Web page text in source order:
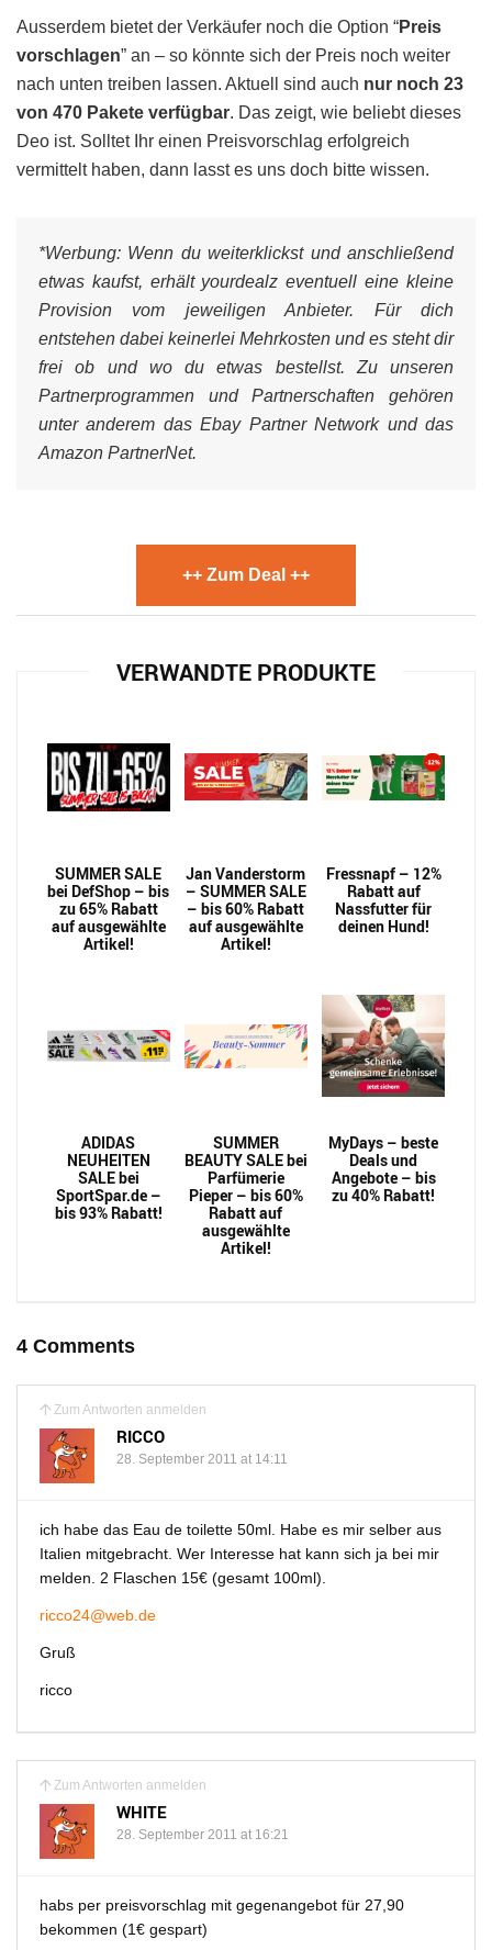
Ausserdem bietet der Verkäufer noch die Option “Preis
vorschlagen” an – so könnte sich der Preis noch weiter
nach unten treiben lassen. Aktuell sind auch nur noch 23
von 470 Pakete verfügbar. Das zeigt, wie beliebt dieses
Deo ist. Solltet Ihr einen Preisvorschlag erfolgreich
vermittelt haben, dann lasst es uns doch bitte wissen.
*Werbung: Wenn du weiterklickst und anschließend
etwas kaufst, erhält yourdealz eventuell eine kleine
Provision vom jeweiligen Anbieter. Für dich
entstehen dabei keinerlei Mehrkosten und es steht dir
frei ob und wo du etwas bestellst. Zu unseren
Partnerprogrammen und Partnerschaften gehören
unter anderem das Ebay Partner Network und das
Amazon PartnerNet.
++ Zum Deal ++
VERWANDTE PRODUKTE
SUMMER SALE
bei DefShop – bis
zu 65% Rabatt
auf ausgewählte
Artikel!
Jan Vanderstorm
– SUMMER SALE
– bis 60% Rabatt
auf ausgewählte
Artikel!
Fressnapf – 12%
Rabatt auf
Nassfutter für
deinen Hund!
ADIDAS
NEUHEITEN
SALE bei
SportSpar.de –
bis 93% Rabatt!
SUMMER
BEAUTY SALE bei
Parfümerie
Pieper – bis 60%
Rabatt auf
ausgewählte
Artikel!
MyDays – beste
Deals und
Angebote – bis
zu 40% Rabatt!
4 Comments
Zum Antworten anmelden
RICCO
28. September 2011 at 14:11
ich habe das Eau de toilette 50ml. Habe es mir selber aus
Italien mitgebracht. Wer Interesse hat kann sich ja bei mir
melden. 2 Flaschen 15€ (gesamt 100ml).
ricco24@web.de
Gruß
ricco
Zum Antworten anmelden
WHITE
28. September 2011 at 16:21
habs per preisvorschlag mit gegenangebot für 27,90
bekommen (1€ gespart)